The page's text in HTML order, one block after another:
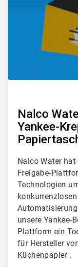
Nalco
Yankee-
Nalco Water hat
Freigabe-
Technologien
unsere Yankee-
Plattform ein
für Hersteller
Küchenpapier .